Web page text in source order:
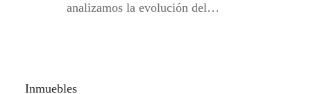
analizamos la evolución del…
Inmuebles